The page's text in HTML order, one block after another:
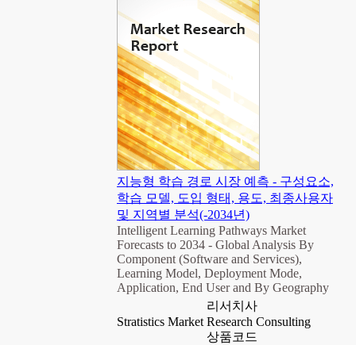
지능형 학습 경로 시장 예측 - 구성요소,
학습 모델, 도입 형태, 용도, 최종사용자
및 지역별 분석(-2034년)
Intelligent Learning Pathways Market
Forecasts to 2034 - Global Analysis By
Component (Software and Services),
Learning Model, Deployment Mode,
Application, End User and By Geography
리서치사
Stratistics Market Research Consulting
상품코드